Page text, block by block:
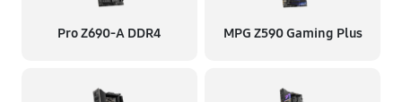
Pro Z690-A DDR4 MPG Z590 Gaming Plus